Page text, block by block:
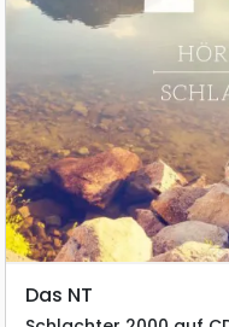
Das NT